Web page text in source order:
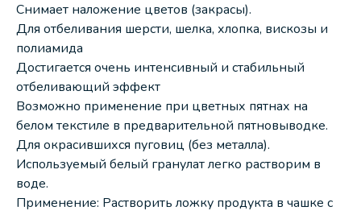
Снимает наложение цветов (закрасы).
Для отбеливания шерсти, шелка, хлопка, вискозы и
полиамида
Достигается очень интенсивный и стабильный
отбеливающий эффект
Возможно применение при цветных пятнах на
белом текстиле в предварительной пятновыводке.
Для окрасившихся пуговиц (без металла).
Используемый белый гранулат легко растворим в
воде.
Применение: Растворить ложку продукта в чашке с